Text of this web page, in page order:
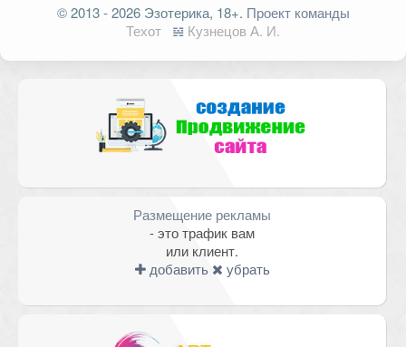
Ваш адрес email не будет
опубликован.
Обязательные поля
© 2013 - 2026 Эзотерика, 18+. Проект команды
Техот
𝌴 Кузнецов А. И.
Размещение рекламы
- это трафик вам
или клиент.
добавить
убрать